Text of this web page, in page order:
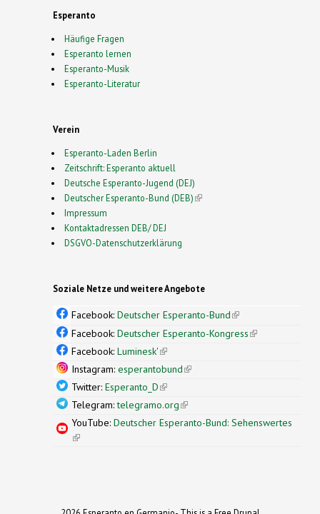
Esperanto
Häufige Fragen
Esperanto lernen
Esperanto-Musik
Esperanto-Literatur
Verein
Esperanto-Laden Berlin
Zeitschrift: Esperanto aktuell
Deutsche Esperanto-Jugend (DEJ)
Deutscher Esperanto-Bund (DEB)(link is external)
Impressum
Kontaktadressen DEB/ DEJ
DSGVO-Datenschutzerklärung
Soziale Netze und weitere Angebote
Facebook: Deutscher Esperanto-Bund(link is
external)
Facebook: Deutscher Esperanto-Kongress(link is
Facebook: Luminesk'(link is external)
Instagram: esperantobund(link is external)
Twitter: Esperanto_D(link is external)
Telegram:telegramo.org(link is external)
YouTube: Deutscher Esperanto-Bund: Sehenswertes
(link is external)